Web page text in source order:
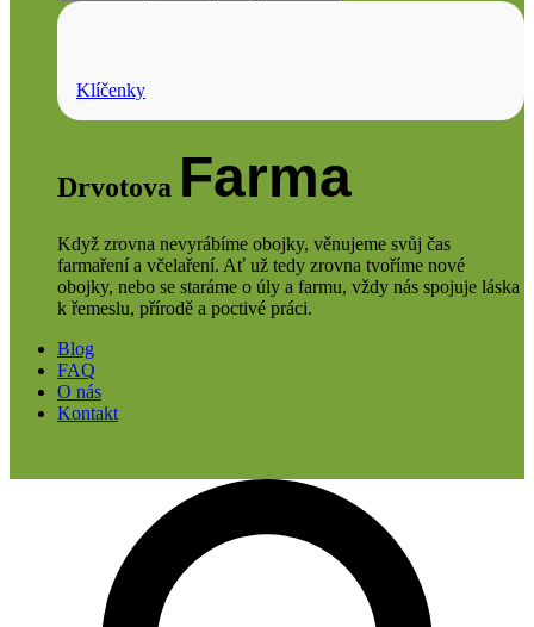
Klíčenky
Drvotova Farma
Když zrovna nevyrábíme obojky, věnujeme svůj čas
farmaření a včelaření. Ať už tedy zrovna tvoříme nové
obojky, nebo se staráme o úly a farmu, vždy nás spojuje láska
k řemeslu, přírodě a poctivé práci.
Blog
FAQ
O nás
Kontakt